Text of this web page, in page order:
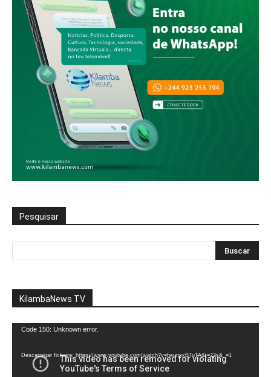
Pesquisar
KilambaNews TV
Reprodutor
vídeo
Code 150: Unknown error.
Descarregar ficheiro: https://www.youtube.com/watch?v=heunxxB7uTA&t=22s&_=1